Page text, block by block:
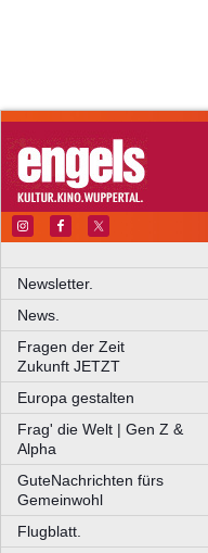
Newsletter.
News.
Fragen der Zeit
Zukunft JETZT
Europa gestalten
Frag' die Welt | Gen Z &
Alpha
GuteNachrichten fürs
Gemeinwohl
Flugblatt.